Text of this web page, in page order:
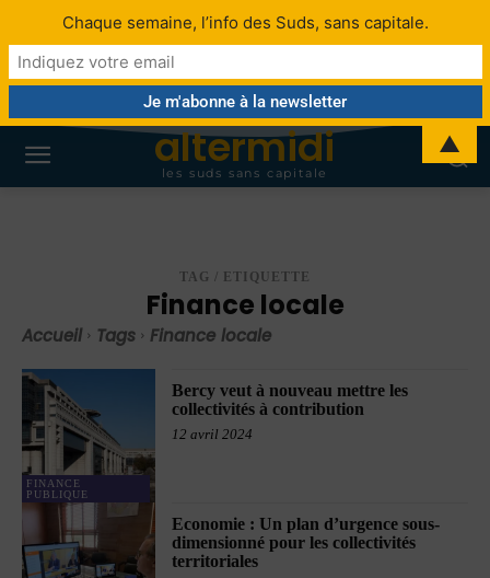
altermidi
les suds sans capitale
TAG / ETIQUETTE
Finance locale
Accueil Tags Finance locale
FINANCE
PUBLIQUE
Bercy veut à nouveau mettre les
collectivités à contribution
12 avril 2024
Economie : Un plan d’urgence sous-
dimensionné pour les collectivités
territoriales
Chaque semaine, l’info des Suds, sans capitale.
▲